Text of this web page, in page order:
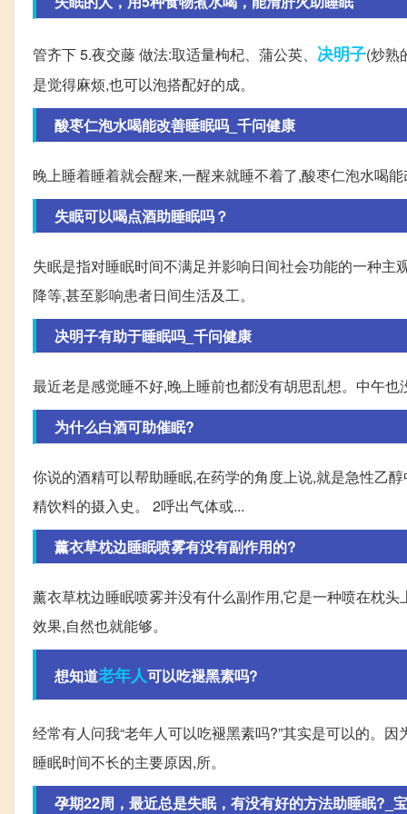
管齐下 5.夜交藤 做法:取适量枸杞、蒲公英、 决明子(炒熟
是觉得麻烦,也可以泡搭配好的成。
酸枣仁泡水喝能改善睡眠吗_千问健康
晚上睡着睡着就会醒来,一醒来就睡不着了,酸枣仁泡水喝
失眠可以喝点酒助睡眠吗？
失眠是指对睡眠时间不满足并影响日间社会功能的一种
降等,甚至影响患者日间生活及工。
决明子有助于睡眠吗_千问健康
最近老是感觉睡不好,晚上睡前也都没有胡思乱想。中午
为什么白酒可助催眠?
你说的酒精可以帮助睡眠,在药学的角度上说,就是急性乙
精饮料的摄入史。 2呼出气体或...
薰衣草枕边睡眠喷雾有没有副作用的?
薰衣草枕边睡眠喷雾并没有什么副作用,它是一种喷在枕
效果,自然也就能够。
想知道老年人可以吃褪黑素吗?
经常有人问我“老年人可以吃褪黑素吗?”其实是可以的。
睡眠时间不长的主要原因,所。
孕期22周，最近总是失眠，有没有好的方法助睡眠?_